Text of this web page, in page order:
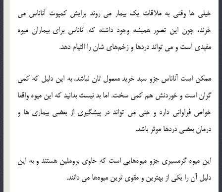
خیلی‌ ها وقتی به ملاقات یک بیمار می ‌روند برایش کمپوت آناناس می
‌خرند، چون این تصور همیشه وجود داشته كه آناناس برای بیماران میوه
مفیدی است و می ‌تواند دردها و زخم‌های شان را التیام دهد.
ممكن است آناناس جزو سبد خرید معمول ‌تان نباشد، به این دلیل كه كمی
گران است و خوردنش هم کمی سخت. اما بد نیست بدانید که این میوه واقعا
خواص فراوانی دارد و حتی می ‌تواند در پیشگیری از بعضی بیماری ‌ها و
درمان بعضی دردها موثر باشد.
این میوه گرمسیری جزو میوه‌هایی است که حاوی بروملین هستند و به این
دلیل آن را یکی از بهترین و مقوی‌ ترین میوه‌ها می ‌دانند.